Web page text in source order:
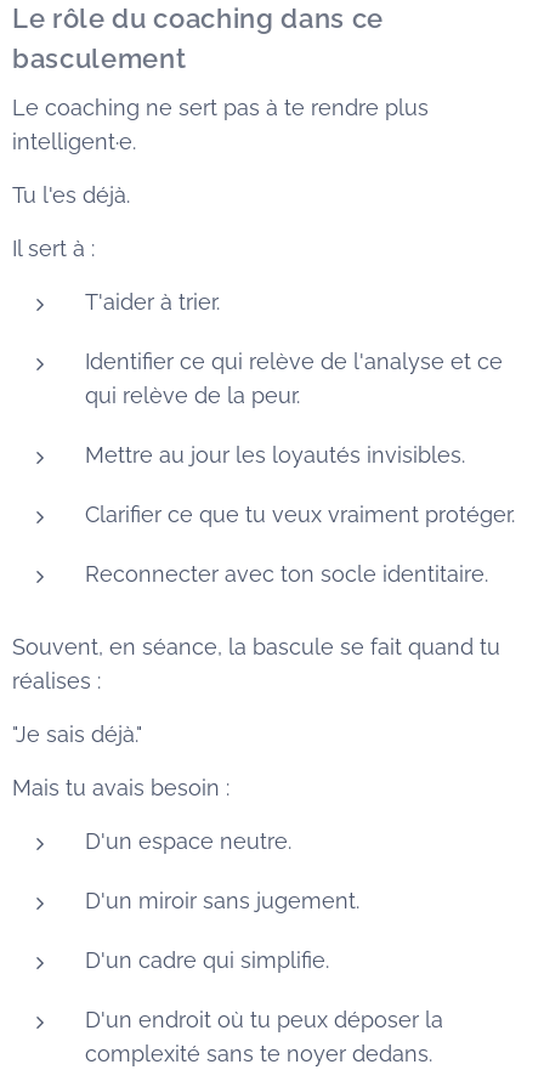
Le rôle du coaching dans ce
basculement
Le coaching ne sert pas à te rendre plus
intelligent·e.
Tu l'es déjà.
Il sert à :
T'aider à trier.
Identifier ce qui relève de l'analyse et ce
qui relève de la peur.
Mettre au jour les loyautés invisibles.
Clarifier ce que tu veux vraiment protéger.
Reconnecter avec ton socle identitaire.
Souvent, en séance, la bascule se fait quand tu
réalises :
"Je sais déjà."
Mais tu avais besoin :
D'un espace neutre.
D'un miroir sans jugement.
D'un cadre qui simplifie.
D'un endroit où tu peux déposer la
complexité sans te noyer dedans.